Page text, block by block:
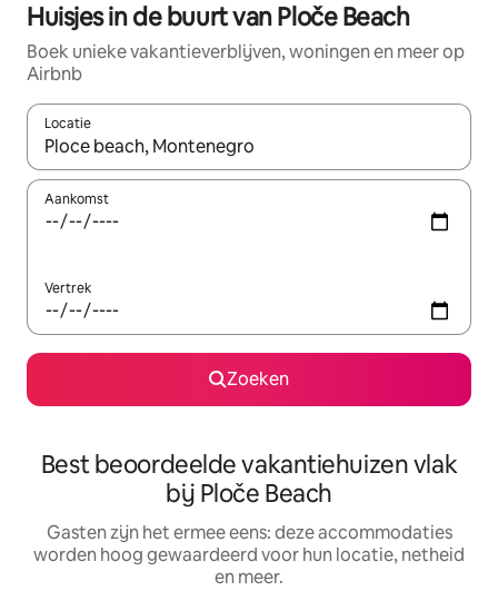
Huisjes in de buurt van Ploče Beach
Boek unieke vakantieverblijven, woningen en meer op
Airbnb
Locatie
Wanneer er suggesties beschikbaar zijn, maak je een keuze
Aankomst
Vertrek
Zoeken
Best beoordeelde vakantiehuizen vlak
bij Ploče Beach
Gasten zijn het ermee eens: deze accommodaties
worden hoog gewaardeerd voor hun locatie, netheid
en meer.